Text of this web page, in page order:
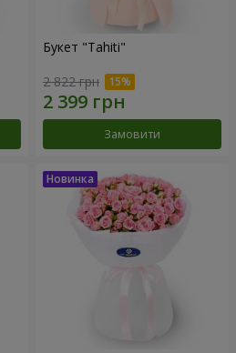
Букет "Tahiti"
2 822 грн
Замовити